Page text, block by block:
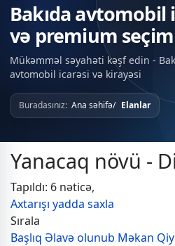
Bakıda avtomobil
və premium
Mükəmməl səyahəti kəşf edin -
avtomobil icarəsi və kirayəsi
Buradasınız: Ana səhifə Elanlar
Yanacaq növü -
Tapıldı: 6 nəticə,
Axtarışı yadda saxla
Sırala
Başlıq Əlavə olunub Məkan